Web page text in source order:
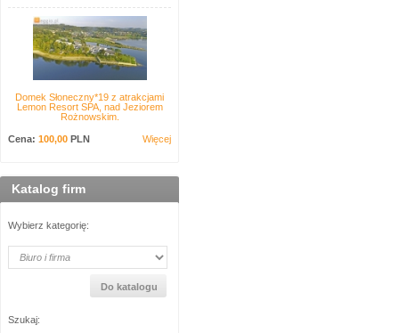
Domek Słoneczny*19 z atrakcjami
Lemon Resort SPA, nad Jeziorem
Rożnowskim.
Cena: 100,00 PLN Więcej
Katalog firm
Wybierz kategorię:
Szukaj: